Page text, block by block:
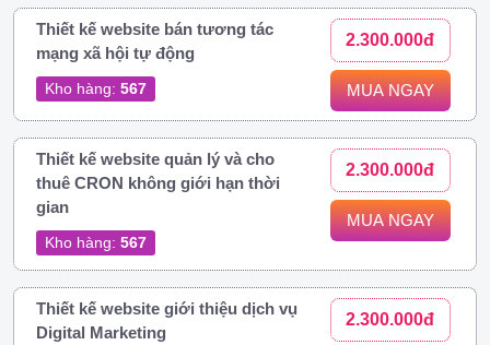
Thiết kế website bán tương tác
mạng xã hội tự động
Kho hàng: 567
2.300.000đ
MUA NGAY
Thiết kế website quản lý và cho
thuê CRON không giới hạn thời
gian
Kho hàng: 567
2.300.000đ
MUA NGAY
Thiết kế website giới thiệu dịch vụ
Digital Marketing
2.300.000đ